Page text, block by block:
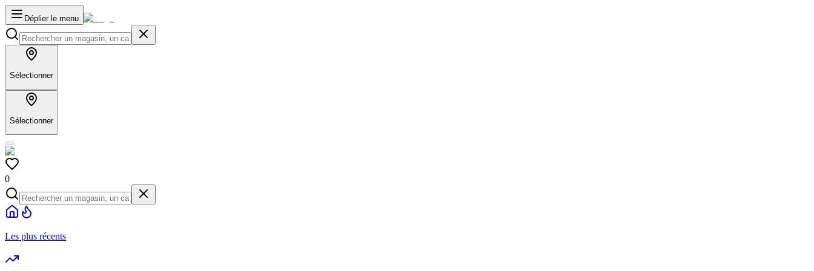
Déplier le menu
Sélectionner
Sélectionner
0
Les plus récents